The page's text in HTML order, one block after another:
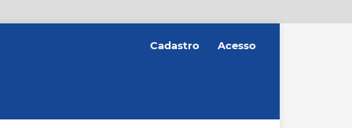
Cadastro Acesso